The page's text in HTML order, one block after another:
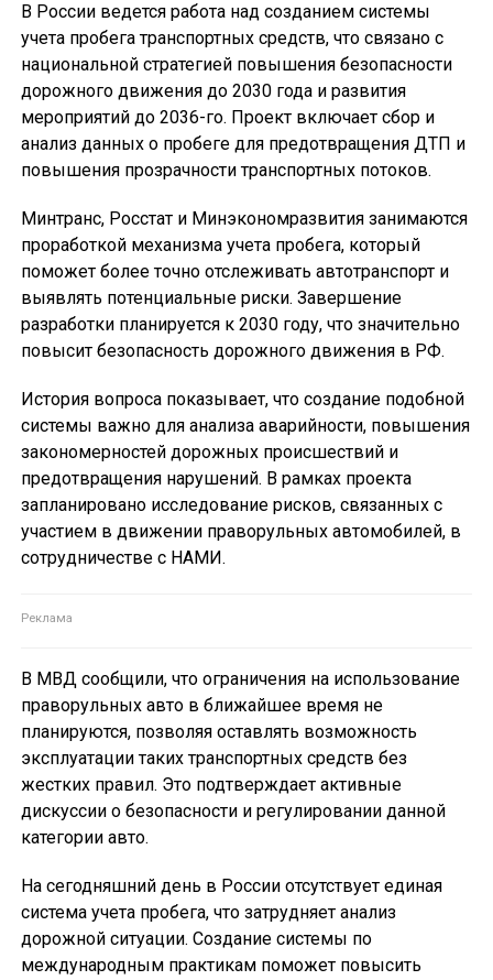
В России ведется работа над созданием системы
учета пробега транспортных средств, что связано с
национальной стратегией повышения безопасности
дорожного движения до 2030 года и развития
мероприятий до 2036-го. Проект включает сбор и
анализ данных о пробеге для предотвращения ДТП и
повышения прозрачности транспортных потоков.
Минтранс, Росстат и Минэкономразвития занимаются
проработкой механизма учета пробега, который
поможет более точно отслеживать автотранспорт и
выявлять потенциальные риски. Завершение
разработки планируется к 2030 году, что значительно
повысит безопасность дорожного движения в РФ.
История вопроса показывает, что создание подобной
системы важно для анализа аварийности, повышения
закономерностей дорожных происшествий и
предотвращения нарушений. В рамках проекта
запланировано исследование рисков, связанных с
участием в движении праворульных автомобилей, в
сотрудничестве с НАМИ.
В МВД сообщили, что ограничения на использование
праворульных авто в ближайшее время не
планируются, позволяя оставлять возможность
эксплуатации таких транспортных средств без
жестких правил. Это подтверждает активные
дискуссии о безопасности и регулировании данной
категории авто.
На сегодняшний день в России отсутствует единая
система учета пробега, что затрудняет анализ
дорожной ситуации. Создание системы по
международным практикам поможет повысить